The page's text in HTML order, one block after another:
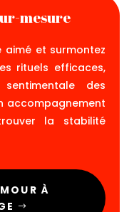
mesure
aimé et surmontez
rituels efficaces,
des
accompagnement
la stabilité
À